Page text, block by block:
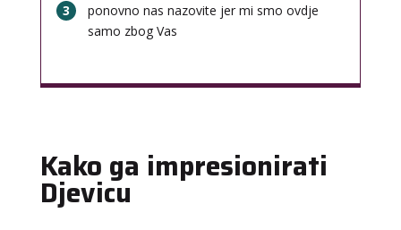
3
ponovno nas nazovite jer mi smo ovdje
samo zbog Vas
Kako ga impresionirati
Djevicu
TEHNIKE: sudbinske karte, anđeoske poruke